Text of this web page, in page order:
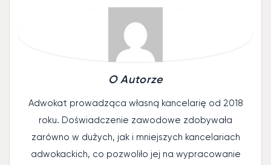
O Autorze
Adwokat prowadząca własną kancelarię od 2018
roku. Doświadczenie zawodowe zdobywała
zarówno w dużych, jak i mniejszych kancelariach
adwokackich, co pozwoliło jej na wypracowanie